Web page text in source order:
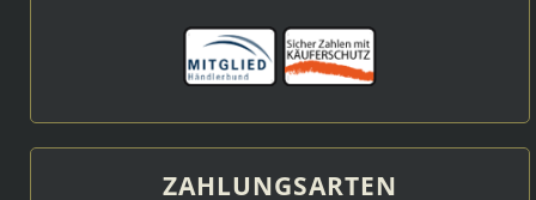
ZAHLUNGSARTEN